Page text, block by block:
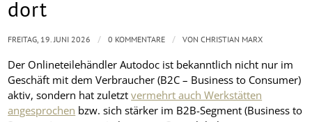
dort
Der Onlineteilehändler Autodoc ist bekanntlich nicht nur im
Geschäft mit dem Verbraucher (B2C – Business to Consumer)
aktiv, sondern hat zuletztvermehrt auch Werkstätten
angesprochen bzw. sich stärker im B2B-Segment (Business to
FREITAG, 19. JUNI 2026 / 0 KOMMENTARE / VONCHRISTIAN MARX